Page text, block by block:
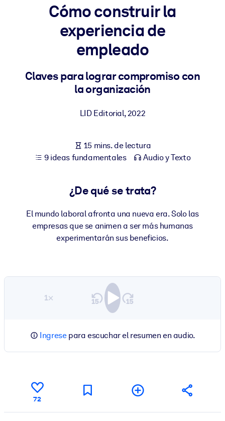
Para LMS/LXP
Integre conocimientos verificados y breves en su LMS/LXP para
Para bibliotecas corporativas
Enriquezca su biblioteca corporativa con conocimientos
empresariales confiables y listos para usar.
Alimente sus sistemas de IA con conocimientos fiables y
estructurados para mejorar los resultados.
Cómo construir la
experiencia de
empleado
Claves para lograr compromiso con
la organización
LID Editorial,2022
15 mins. de lectura
9 ideas fundamentales
Audio y Texto
¿De qué se trata?
El mundo laboral afronta una nueva era. Solo las
empresas que se animen a ser más humanas
experimentarán sus beneficios.
1×
Ingresepara escuchar el resumen en audio.
72